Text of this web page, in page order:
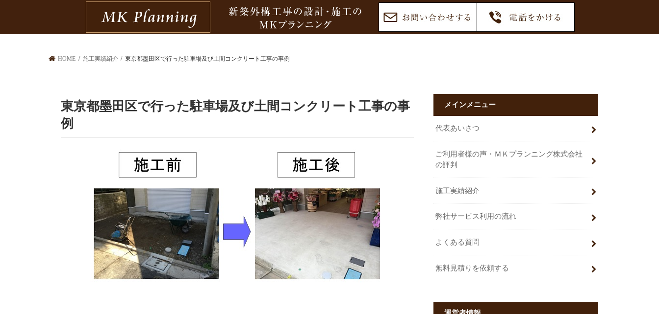
HOME 施工実績紹介 東京都墨田区で行った駐車場及び土間コンクリート工事の事例
東京都墨田区で行った駐車場及び土間コンクリート工事の事
例
メインメニュー
代表あいさつ
ご利用者様の声・ＭＫプランニング株式会社
の評判
施工実績紹介
弊社サービス利用の流れ
よくある質問
無料見積りを依頼する